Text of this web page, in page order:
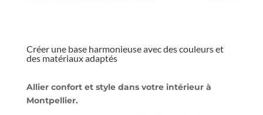
Créer une base harmonieuse avec des couleurs et
des matériaux adaptés
Allier confort et style dans votre intérieur à
Montpellier.